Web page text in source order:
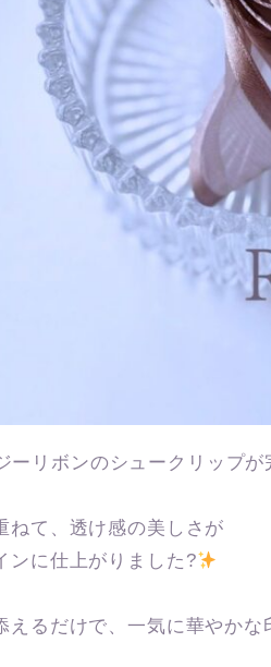
ーリボンのシュークリップが
ねて、透け感の美しさが
ンに仕上がりました?
えるだけで、一気に華やかな